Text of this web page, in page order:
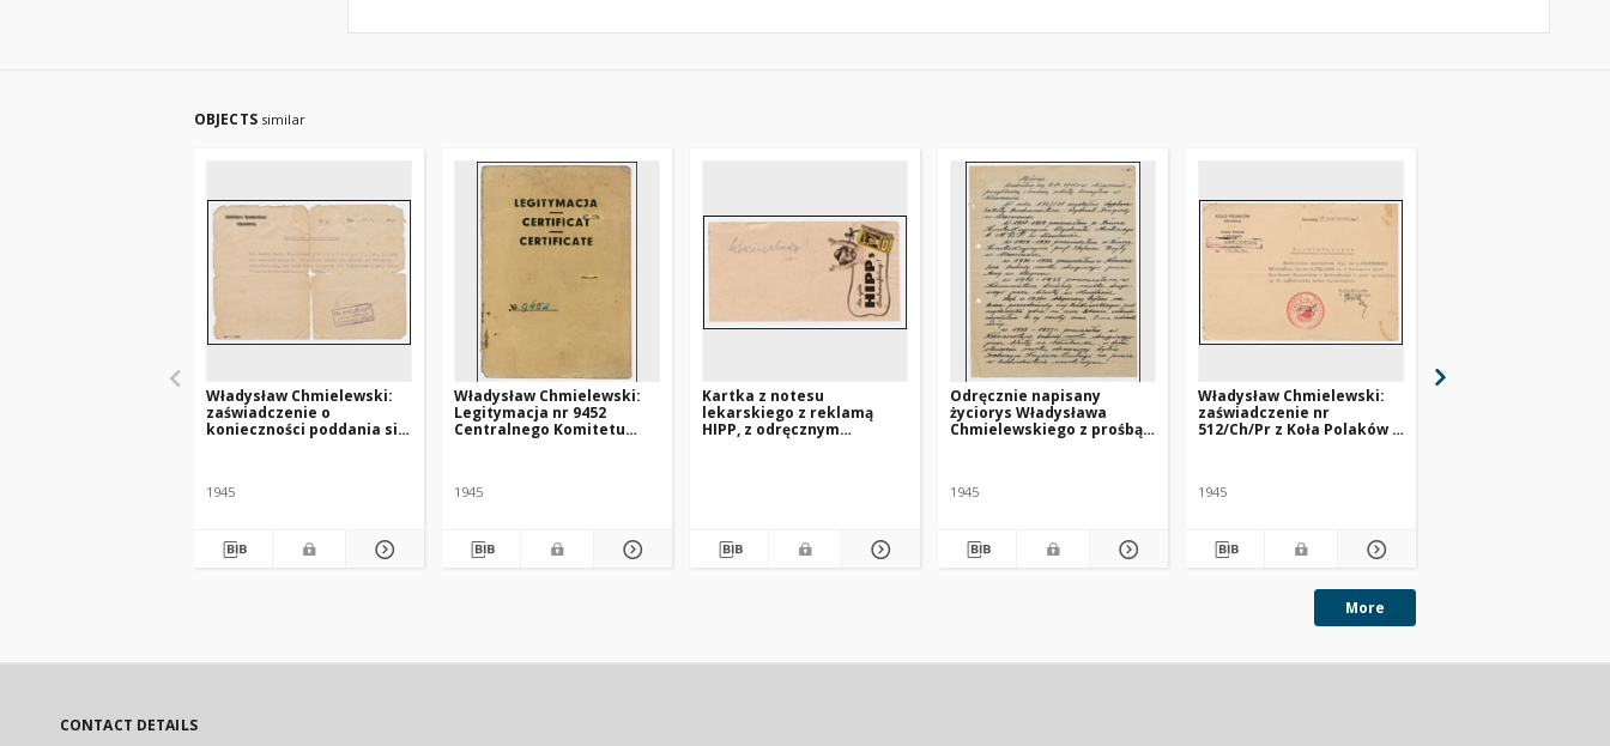
OBJECTS similar
Władysław Chmielewski:
zaświadczenie o
konieczności poddania się
1945
Władysław Chmielewski:
Legitymacja nr 9452
Centralnego Komitetu
1945
Kartka z notesu
lekarskiego z reklamą
HIPP, z odręcznym
Odręcznie napisany
życiorys Władysława
Chmielewskiego z prośbą o
Paryżu
1945
Władysław Chmielewski:
zaświadczenie nr
512/Ch/Pr z Koła Polaków w
1945
More
CONTACT DETAILS